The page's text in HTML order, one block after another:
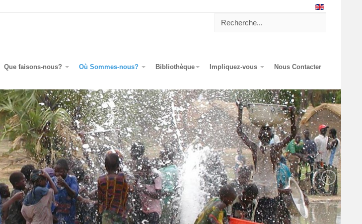
Que faisons-nous? Où Sommes-nous? Bibliothèque Impliquez-vous Nous Contacter